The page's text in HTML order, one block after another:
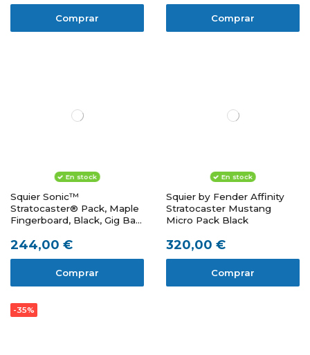
Comprar Comprar
En stock
Squier Sonic™
Stratocaster® Pack, Maple
Fingerboard, Black, Gig Bag,
244,00 €
Comprar
En stock
Squier by Fender Affinity
Stratocaster Mustang
Micro Pack Black
320,00 €
Comprar
-35%